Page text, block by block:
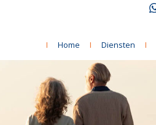
I Home I Diensten I